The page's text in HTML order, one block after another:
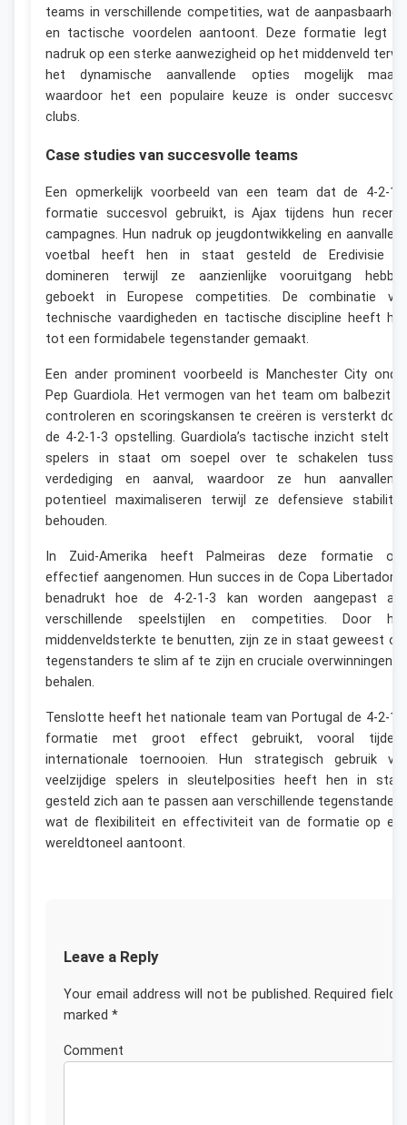
teams in verschillende competities, wat de
en tactische voordelen aantoont. Deze formatie legt
nadruk op een sterke aanwezigheid op het middenveld
het dynamische aanvallende opties mogelijk
waardoor het een populaire keuze is onder
clubs.
Case studies van succesvolle teams
Een opmerkelijk voorbeeld van een team dat de 4-2-1-
formatie succesvol gebruikt, is Ajax tijdens hun
campagnes. Hun nadruk op jeugdontwikkeling en
voetbal heeft hen in staat gesteld de Eredivisie
domineren terwijl ze aanzienlijke vooruitgang
geboekt in Europese competities. De combinatie
technische vaardigheden en tactische discipline heeft
tot een formidabele tegenstander gemaakt.
Een ander prominent voorbeeld is Manchester City
Pep Guardiola. Het vermogen van het team om balbezit
controleren en scoringskansen te creëren is versterkt
de 4-2-1-3 opstelling. Guardiola’s tactische inzicht stelt
spelers in staat om soepel over te schakelen
verdediging en aanval, waardoor ze hun
potentieel maximaliseren terwijl ze defensieve
behouden.
In Zuid-Amerika heeft Palmeiras deze formatie
effectief aangenomen. Hun succes in de Copa
benadrukt hoe de 4-2-1-3 kan worden aangepast
verschillende speelstijlen en competities. Door
middenveldsterkte te benutten, zijn ze in staat geweest
tegenstanders te slim af te zijn en cruciale overwinningen
behalen.
Tenslotte heeft het nationale team van Portugal de 4-2-1-
formatie met groot effect gebruikt, vooral
internationale toernooien. Hun strategisch gebruik
veelzijdige spelers in sleutelposities heeft hen in
gesteld zich aan te passen aan verschillende
wat de flexibiliteit en effectiviteit van de formatie op
wereldtoneel aantoont.
Leave a Reply
Your email address will not be published. Required fields
marked *